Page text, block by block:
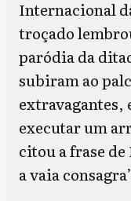
Internacional
troçado
paródia da
subiram ao
executar um
citou a frase de
a vaia